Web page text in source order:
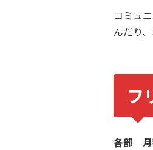
コミュ
んだり
フ
各部 月